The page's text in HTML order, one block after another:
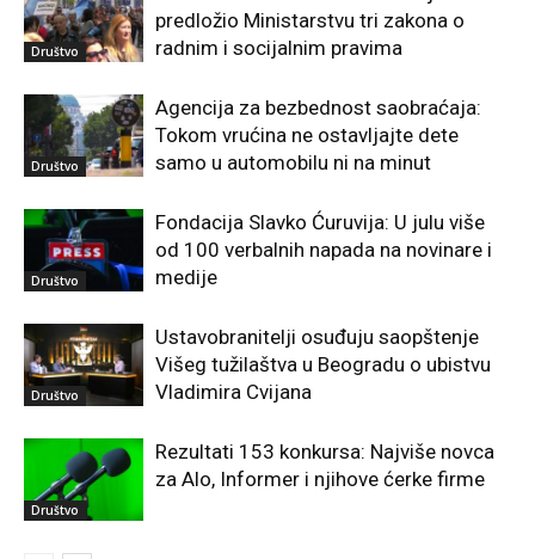
Društvo
predložio Ministarstvu tri zakona o
radnim i socijalnim pravima
Društvo
Agencija za bezbednost saobraćaja:
Tokom vrućina ne ostavljajte dete
samo u automobilu ni na minut
Društvo
Fondacija Slavko Ćuruvija: U julu više
od 100 verbalnih napada na novinare i
medije
Društvo
Ustavobranitelji osuđuju saopštenje
Višeg tužilaštva u Beogradu o ubistvu
Vladimira Cvijana
Društvo
Rezultati 153 konkursa: Najviše novca
za Alo, Informer i njihove ćerke firme